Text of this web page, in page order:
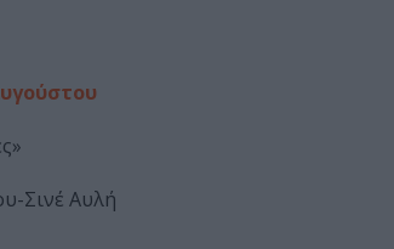
Σινέ Αυλή